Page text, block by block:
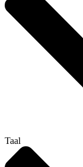
Taal